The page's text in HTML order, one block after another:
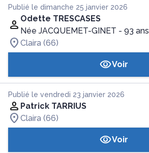
Publié le dimanche 25 janvier 2026
Odette TRESCASES
Née JACQUEMET-GINET - 93 ans
Claira (66)
Voir
Publié le vendredi 23 janvier 2026
Patrick TARRIUS
Claira (66)
Voir